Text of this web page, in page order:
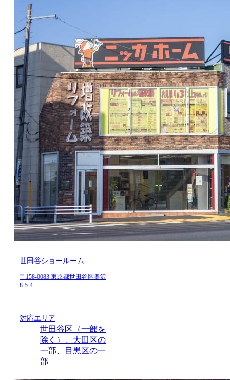
世田谷ショールーム
〒158-0083 東京都世田谷区奥沢
8-5-4
対応エリア
世田谷区（一部を
除く）、大田区の
一部、目黒区の一
部